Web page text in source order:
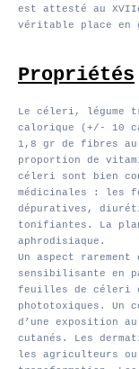
est attesté au
véritable place en
Propriétés
Le céleri, légume
calorique (+/- 10
1,8 gr de fibres au
proportion de
céleri sont bien
médicinales : les
dépuratives,
tonifiantes. La
aphrodisiaque.
Un aspect
sensibilisante en
feuilles de céleri
phototoxiques. Un
d’une exposition
cutanés. Les
les agriculteurs ou